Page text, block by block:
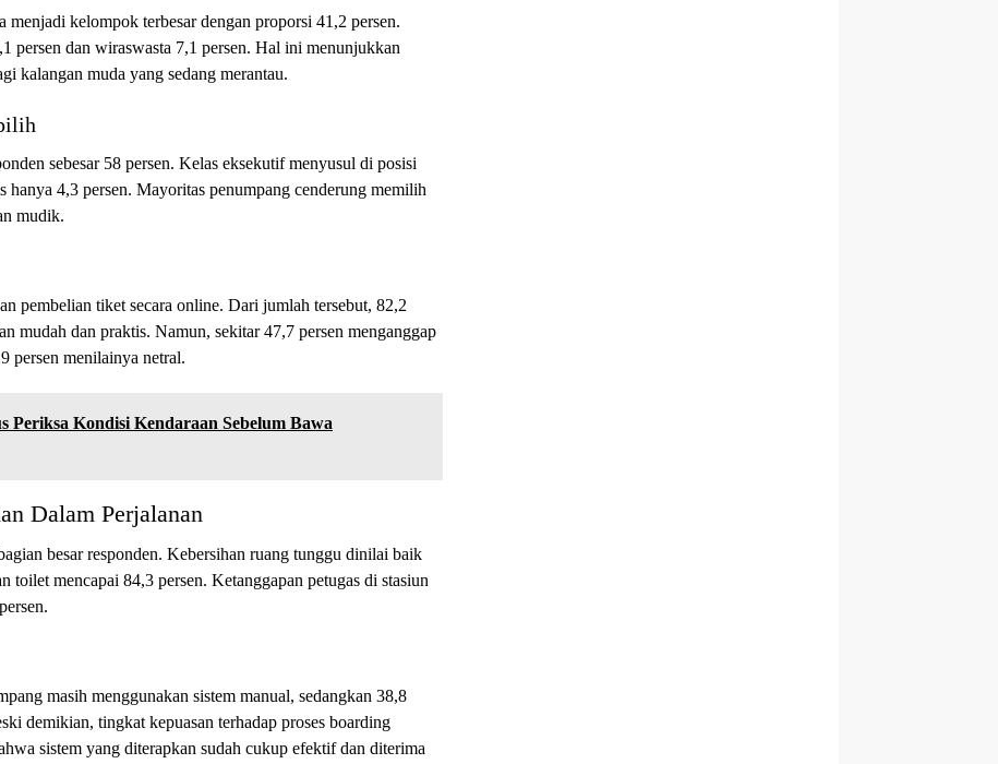
menjadi kelompok terbesar dengan proporsi 41,2 persen.
persen dan wiraswasta 7,1 persen. Hal ini menunjukkan
kalangan muda yang sedang merantau.
sebesar 58 persen. Kelas eksekutif menyusul di posisi
hanya 4,3 persen. Mayoritas penumpang cenderung memilih
mudik.
pembelian tiket secara online. Dari jumlah tersebut, 82,2
mudah dan praktis. Namun, sekitar 47,7 persen menganggap
persen menilainya netral.
Periksa Kondisi Kendaraan Sebelum Bawa
Dalam Perjalanan
besar responden. Kebersihan ruang tunggu dinilai baik
toilet mencapai 84,3 persen. Ketanggapan petugas di stasiun
masih menggunakan sistem manual, sedangkan 38,8
demikian, tingkat kepuasan terhadap proses boarding
sistem yang diterapkan sudah cukup efektif dan diterima